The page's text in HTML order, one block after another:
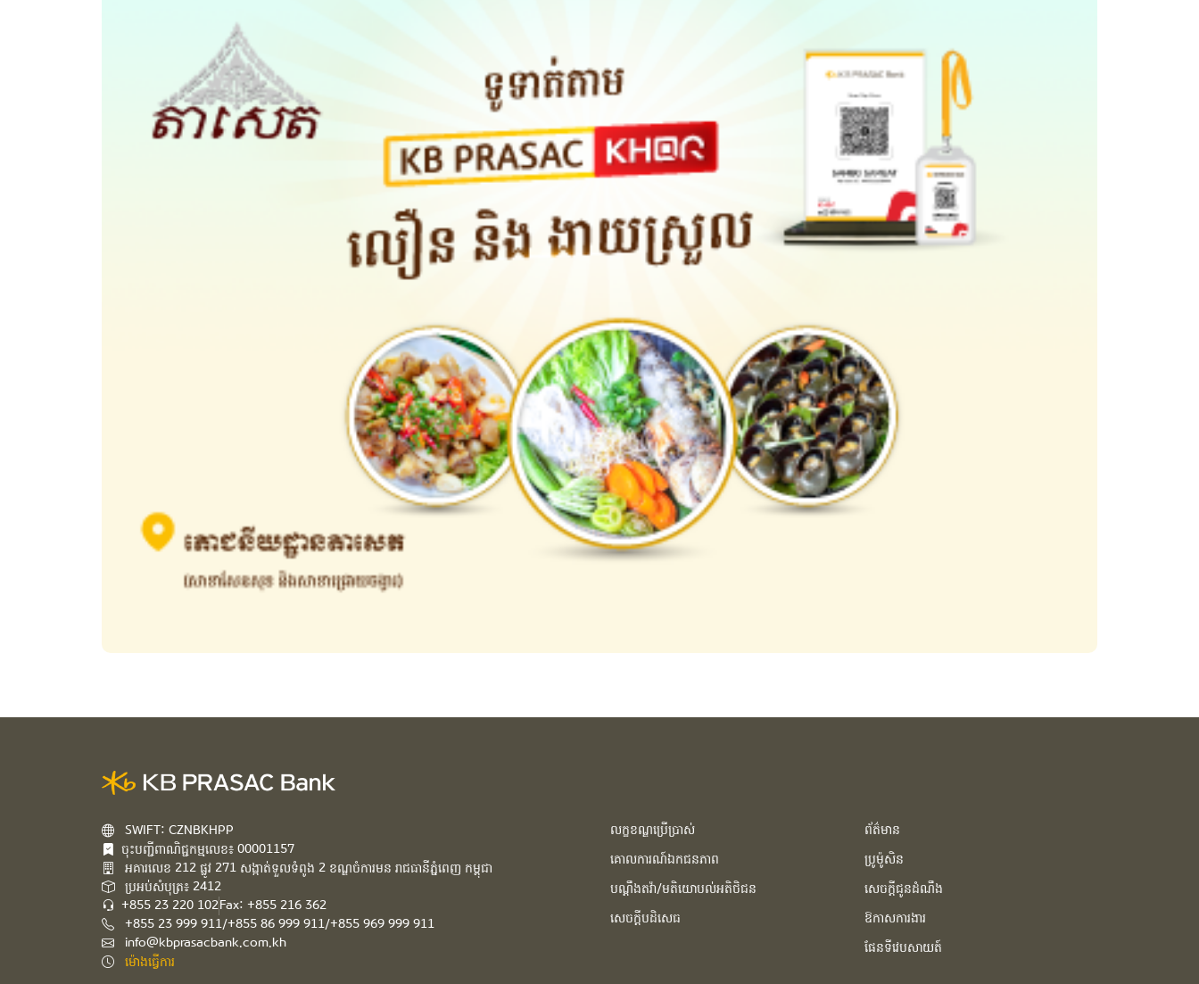
SWIFT: CZNBKHPP
ចុះបញ្ជីពាណិជ្ជកម្មលេខ៖ 00001157
អគារ​លេខ​ 212 ផ្លូវ 271 សង្កាត់ទួលទំពូង 2 ខណ្ឌចំការមន រាជធានីភ្នំពេញ កម្ពុជា​
ប្រអប់សំបុត្រ៖ 2412
+855 23 220 102Fax: +855 216 362
+855 23 999 911/+855 86 999 911/+855 969 999 911
info@kbprasacbank.com.kh
ម៉ោងធ្វើការ
លក្ខខណ្ឌប្រើប្រាស់
គោលការណ៍ឯកជនភាព
បណ្ដឹងតវ៉ា/មតិយោបល់អតិថិជន
សេចក្ដីបដិសេធ
ព័ត៌មាន
ប្រូម៉ូសិន
សេចក្ដីជូនដំណឹង
ឱកាសការងារ
ផែនទីវេបសាយត៍